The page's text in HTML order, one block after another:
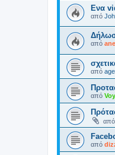
Ενα
από
από
από
από
από
από